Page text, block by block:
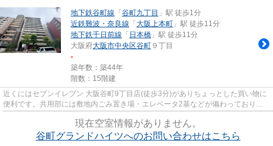
地下鉄谷町線 「谷町九丁目 」駅 徒歩1分
近鉄難波・奈良線 「大阪上本町 」駅 徒歩11分
地下鉄千日前線 「 日本橋 」駅 徒歩11分
大阪府大阪市中央区谷町 ９丁目
-
築年数：築44年
階数：15階建
近くにはセブンイレブン 大阪谷町9丁目店(徒歩3分)がありちょっとした買い物に
便利です。共用部には敷地内ごみ置き場・エレベータ2基などが備わっておりと
ても充実しています。徒歩1分...
現在空室情報がありません。
谷町グランドハイツへのお問い合わせはこちら